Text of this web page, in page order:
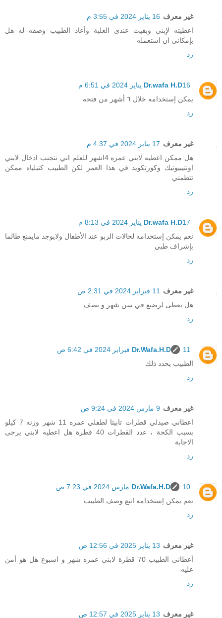
غير معرف 16 يناير 2024 في 3:55 م
اعطيته لإبني وبقيت عندي العلبة وأعاد الطبيب وصفه له هل
بإمكاني ان استعمله
رد
Dr.wafa H.D16 يناير 2024 في 6:51 م
يمكن إستخدامه خلال ٦ أشهر من فتحه
رد
غير معرف 17 يناير 2024 في 4:37 م
هل ممكن اعطيه لابني عمره 4اشهر للعلم اني نتجنب ادخال لابني
اونتيبيوتيك وكورتكويد في هذا العمر لكن الطبيب كتبلياه ممكن
تتطمني
رد
Dr.wafa H.D17 يناير 2024 في 8:13 م
نعم يمكن إستخدامه لحالات الربو عند الأطفال ولايوجد مايمنع طالما
بإشراف طبي
رد
غير معرف
11 فبراير 2024 في 2:31 ص
هل يعطى لرضيع في سن شهر و نصف
رد
Dr.Wafa.H.D
11 فبراير 2024 في 6:42 ص
الطبيب يحدد ذلك
رد
غير معرف 9 مارس 2024 في 9:24 ص
اعطاني صيدلي قطرات تابيتا لطفلي عمره 11 شهر وزنه 7 كيلو
بسبب الكحة ، عدد القطرات 40 قطرة هل اعطيه لابني يرجى
الاجابة
رد
Dr.Wafa.H.D
10 مارس 2024 في 7:23 ص
نعم يمكن إستخدامه اتبع وصف الطبيب
رد
غير معرف 13 يناير 2025 في 12:56 ص
أعطاني الطبيب 70 قطرة لابني عمره شهر و اسبوع هل هو أمن
عليه
رد
غير معرف 13 يناير 2025 في 12:57 ص